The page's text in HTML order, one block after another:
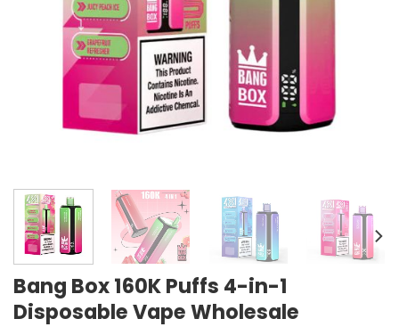
Bang Box 160K Puffs 4-in-1
Disposable Vape Wholesale